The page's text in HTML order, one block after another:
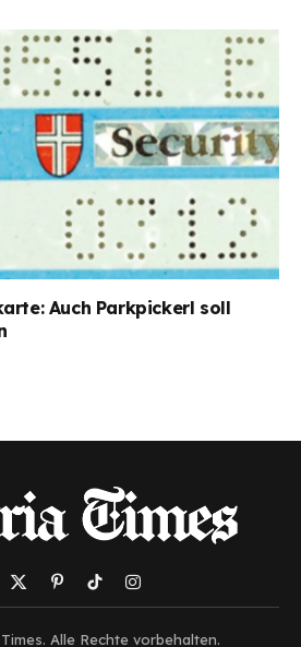
Auch Parkpickerl soll
X
(Twitter)
PinterestTikTokInstagram
Alle Rechte vorbehalten.